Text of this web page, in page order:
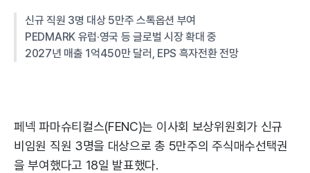
신규 직원 3명 대상 5만주 스톡옵션 부여
PEDMARK 유럽·영국 등 글로벌 시장 확대 중
2027년 매출 1억450만 달러, EPS 흑자전환 전망
페넥 파마슈티컬스(FENC)는 이사회 보상위원회가 신규
비임원 직원 3명을 대상으로 총 5만주의 주식매수선택권
을 부여했다고 18일 발표했다.